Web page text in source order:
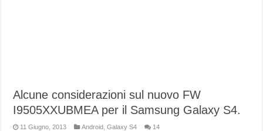
Alcune considerazioni sul nuovo FW
I9505XXUBMEA per il Samsung Galaxy S4.
11 Giugno, 2013 Android ,Galaxy S4 14